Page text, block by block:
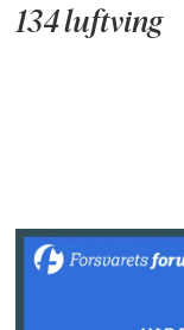
134 luftving